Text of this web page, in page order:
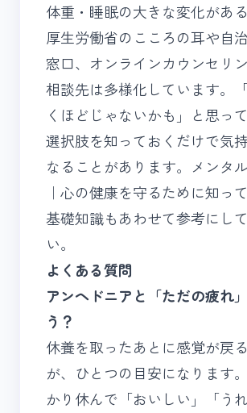
体重・睡眠の大きな変化がある
厚生労働省の こころの耳や自
窓口、オンラインカウンセリン
相談先は多様化しています。
くほどじゃないかも」と思って
選択肢を知っておくだけで気
なることがあります。 メンタ
｜心の健康を守るために知っ
基礎知識もあわせて参考にし
い。
よくある質問
アンヘドニアと「ただの疲れ
う？
休養を取ったあとに感覚が戻
が、ひとつの目安になります
かり休んで「おいしい」「う